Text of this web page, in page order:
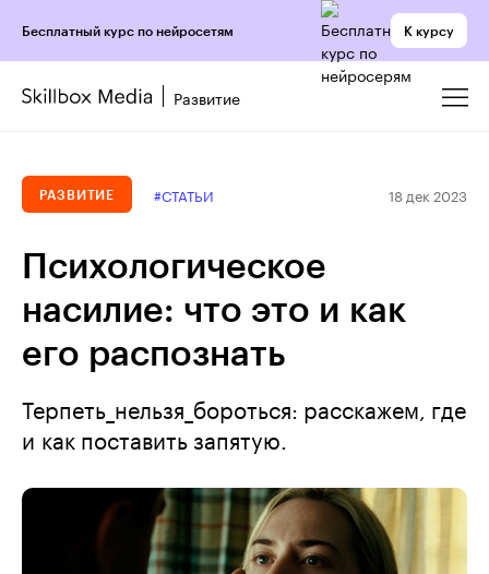
Бесплатный курс по нейросетям К курсу
Развитие
РАЗВИТИЕ #СТАТЬИ 18 дек 2023
Психологическое
насилие: что это и как
его распознать
Терпеть_нельзя_бороться: расскажем, где
и как поставить запятую.